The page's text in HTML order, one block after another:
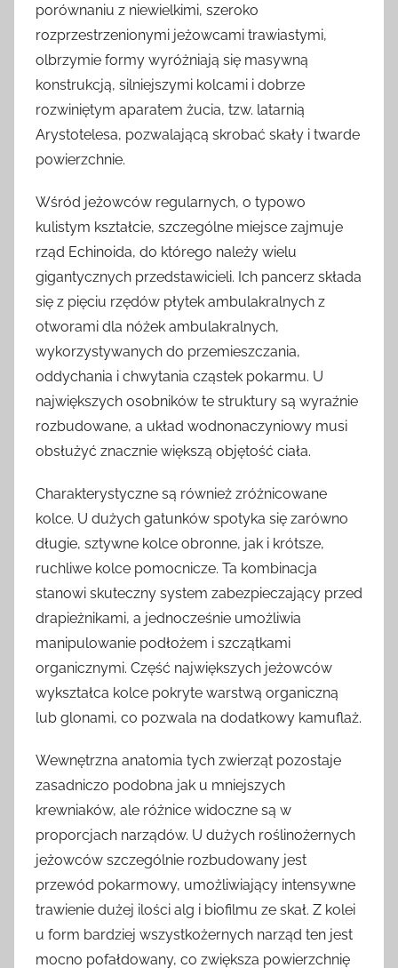
porównaniu z niewielkimi, szeroko
rozprzestrzenionymi jeżowcami trawiastymi,
olbrzymie formy wyróżniają się masywną
konstrukcją, silniejszymi kolcami i dobrze
rozwiniętym aparatem żucia, tzw. latarnią
Arystotelesa, pozwalającą skrobać skały i twarde
powierzchnie.
Wśród jeżowców regularnych, o typowo
kulistym kształcie, szczególne miejsce zajmuje
rząd Echinoida, do którego należy wielu
gigantycznych przedstawicieli. Ich pancerz składa
się z pięciu rzędów płytek ambulakralnych z
otworami dla nóżek ambulakralnych,
wykorzystywanych do przemieszczania,
oddychania i chwytania cząstek pokarmu. U
największych osobników te struktury są wyraźnie
rozbudowane, a układ wodnonaczyniowy musi
obsłużyć znacznie większą objętość ciała.
Charakterystyczne są również zróżnicowane
kolce. U dużych gatunków spotyka się zarówno
długie, sztywne kolce obronne, jak i krótsze,
ruchliwe kolce pomocnicze. Ta kombinacja
stanowi skuteczny system zabezpieczający przed
drapieżnikami, a jednocześnie umożliwia
manipulowanie podłożem i szczątkami
organicznymi. Część największych jeżowców
wykształca kolce pokryte warstwą organiczną
lub glonami, co pozwala na dodatkowy kamuflaż.
Wewnętrzna anatomia tych zwierząt pozostaje
zasadniczo podobna jak u mniejszych
krewniaków, ale różnice widoczne są w
proporcjach narządów. U dużych roślinożernych
jeżowców szczególnie rozbudowany jest
przewód pokarmowy, umożliwiający intensywne
trawienie dużej ilości alg i biofilmu ze skał. Z kolei
u form bardziej wszystkożernych narząd ten jest
mocno pofałdowany, co zwiększa powierzchnię